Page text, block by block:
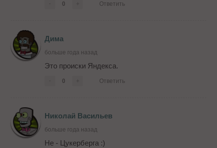
0 Ответить
Дима
больше года назад
Это происки Яндекса.
0 Ответить
Николай Васильев
больше года назад
Не - Цукерберга :)